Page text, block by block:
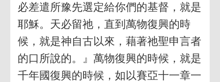
必差遣所豫先選定給你們的基督，就是
耶穌。天必留祂，直到萬物復興的時
候，就是神自古以來，藉著祂聖申言者
的口所說的。』萬物復興的時候，就是
千年國復興的時候，如以賽亞十一章一